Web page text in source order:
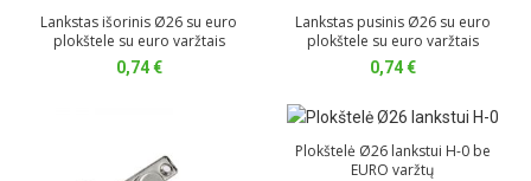
Lankstas išorinis Ø26 su euro
plokštele su euro varžtais
0,74€
Lankstas pusinis Ø26 su euro
plokštele su euro varžtais
0,74€
Plokštelė Ø26 lankstui H-0 be
EURO varžtų